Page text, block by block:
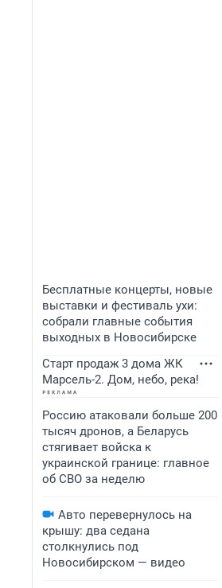
Бесплатные концерты, новые
выставки и фестиваль ухи:
собрали главные события
выходных в Новосибирске
Старт продаж 3 дома ЖК
Марсель-2. Дом, небо, река!
Россию атаковали больше 200
тысяч дронов, а Беларусь
стягивает войска к
украинской границе: главное
об СВО за неделю
Авто перевернулось на
крышу: два седана
столкнулись под
Новосибирском — видео